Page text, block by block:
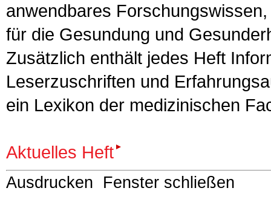
anwendbares
für die Gesundung und
Zusätzlich enthält jedes Heft
Leser­zuschriften und
ein Lexikon der medizinischen
Aktuelles Heft
Ausdrucken Fenster schließen